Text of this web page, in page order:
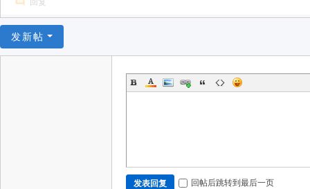
回复
发新帖
发表回复 回帖后跳转到最后一页